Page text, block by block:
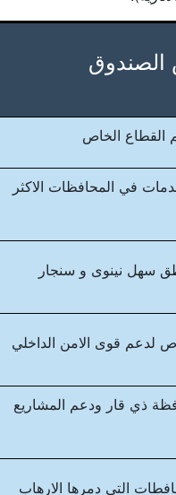
القطاع الخاص
في المحافظات الاكثر
سهل نينوى و سنجار
لدعم قوى الامن الداخلي
ذي قار ودعم المشاريع
التي دمرها الارهاب